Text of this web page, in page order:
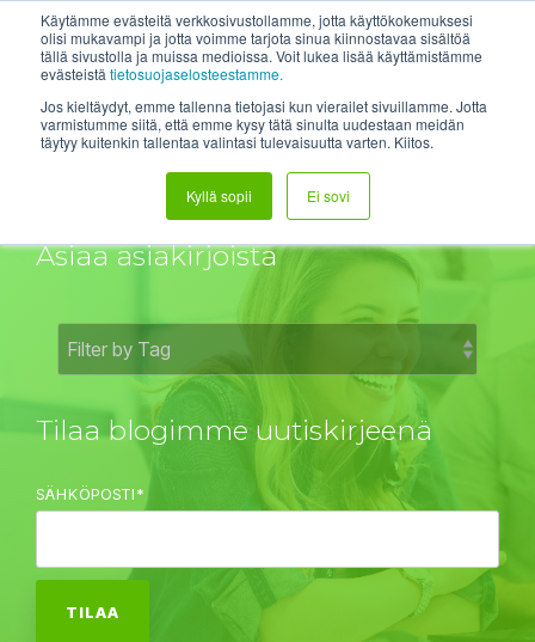
Käytämme evästeitä verkkosivustollamme, jotta käyttökokemuksesi
olisi mukavampi ja jotta voimme tarjota sinua kiinnostavaa sisältöä
tällä sivustolla ja muissa medioissa. Voit lukea lisää käyttämistämme
evästeistä tietosuojaselosteestamme.
Jos kieltäydyt, emme tallenna tietojasi kun vierailet sivuillamme. Jotta
varmistumme siitä, että emme kysy tätä sinulta uudestaan meidän
täytyy kuitenkin tallentaa valintasi tulevaisuutta varten. Kiitos.
Kyllä sopii Ei sovi
main
content.
System status Help Center Login Etätuki
DH:n Blogit
Asiaa asiakirjoista
Tilaa blogimme uutiskirjeenä
SÄHKÖPOSTI*